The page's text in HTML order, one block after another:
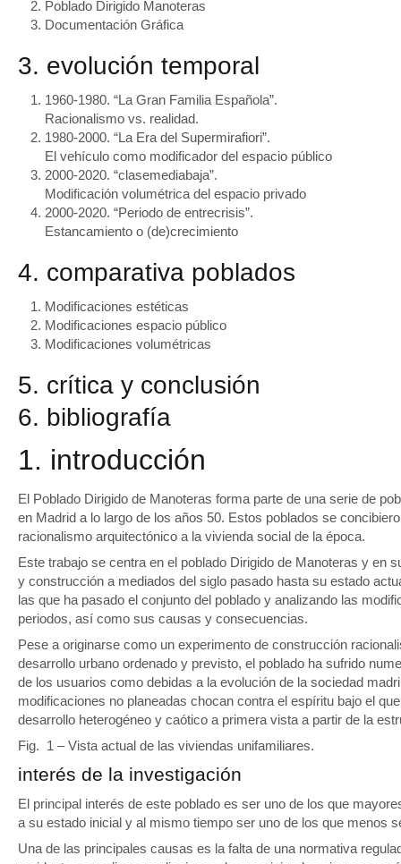
Poblado Dirigido Manoteras
Documentación Gráfica
3. evolución temporal
1960-1980. “La Gran Familia Española”.
Racionalismo vs. realidad.
1980-2000. “La Era del Supermirafiori”.
El vehículo como modificador del espacio público
2000-2020. “clasemediabaja”.
Modificación volumétrica del espacio privado
2000-2020. “Periodo de entrecrisis”.
Estancamiento o (de)crecimiento
4. comparativa poblados
Modificaciones estéticas
Modificaciones espacio público
Modificaciones volumétricas
5. crítica y conclusión
6. bibliografía
1. introducción
El Poblado Dirigido de Manoteras forma parte de una serie de
en Madrid a lo largo de los años 50. Estos poblados se
racionalismo arquitectónico a la vivienda social de la época.
Este trabajo se centra en el poblado Dirigido de Manoteras y en
y construcción a mediados del siglo pasado hasta su estado
las que ha pasado el conjunto del poblado y analizando las
periodos, así como sus causas y consecuencias.
Pese a originarse como un experimento de construcción
desarrollo urbano ordenado y previsto, el poblado ha sufrido
de los usuarios como debidas a la evolución de la sociedad
modificaciones no planeadas chocan contra el espíritu bajo el
desarrollo heterogéneo y caótico a primera vista a partir de la
Fig. 1 – Vista actual de las viviendas unifamiliares.
interés de la investigación
El principal interés de este poblado es ser uno de los que
a su estado inicial y al mismo tiempo ser uno de los que menos
Una de las principales causas es la falta de una normativa